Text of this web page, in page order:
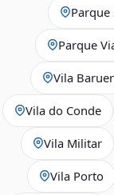
Parque
Parque
Vila
Vila do Conde
Vila Militar
Vila Porto